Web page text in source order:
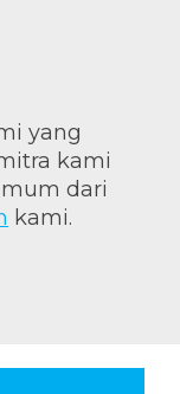
yang
kami
dari
kami.